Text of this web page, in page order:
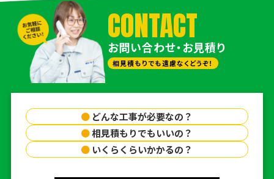
CONTACT
お問い合わせ・お見積り
相見積もりでも遠慮なくどうぞ！
● どんな工事が必要なの？
●相見積もりでもいいの？
● いくらくらいかかるの？